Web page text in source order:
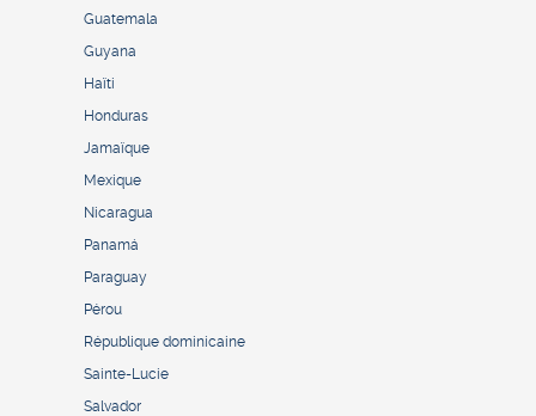
Guatemala
Guyana
Haïti
Honduras
Jamaïque
Mexique
Nicaragua
Panamá
Paraguay
Pérou
République dominicaine
Sainte-Lucie
Salvador